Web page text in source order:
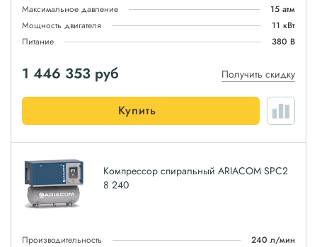
Максимальное давление
15 атм
Мощность двигателя
11 кВт
Питание
380 В
1 446 353 руб Получить скидку
Купить
Компрессор спиральный ARIACOM SPC2
8 240
Производительность
240 л/мин